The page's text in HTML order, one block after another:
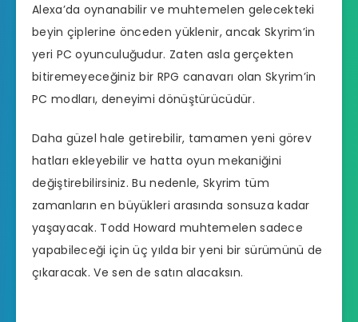
Alexa’da oynanabilir ve muhtemelen gelecekteki
beyin çiplerine önceden yüklenir, ancak Skyrim’in
yeri PC oyunculuğudur. Zaten asla gerçekten
bitiremeyeceğiniz bir RPG canavarı olan Skyrim’in
PC modları, deneyimi dönüştürücüdür.
Daha güzel hale getirebilir, tamamen yeni görev
hatları ekleyebilir ve hatta oyun mekaniğini
değiştirebilirsiniz. Bu nedenle, Skyrim tüm
zamanların en büyükleri arasında sonsuza kadar
yaşayacak. Todd Howard muhtemelen sadece
yapabileceği için üç yılda bir yeni bir sürümünü de
çıkaracak. Ve sen de satın alacaksın.